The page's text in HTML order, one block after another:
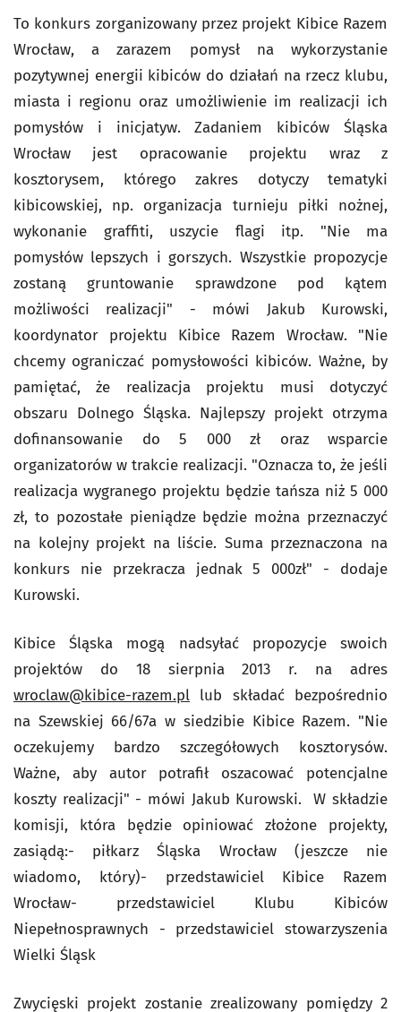
To konkurs zorganizowany przez projekt Kibice Razem
Wrocław, a zarazem pomysł na wykorzystanie
pozytywnej energii kibiców do działań na rzecz klubu,
miasta i regionu oraz umożliwienie im realizacji ich
pomysłów i inicjatyw. Zadaniem kibiców Śląska
Wrocław jest opracowanie projektu wraz z
kosztorysem, którego zakres dotyczy tematyki
kibicowskiej, np. organizacja turnieju piłki nożnej,
wykonanie graffiti, uszycie flagi itp. "Nie ma
pomysłów lepszych i gorszych. Wszystkie propozycje
zostaną gruntowanie sprawdzone pod kątem
możliwości realizacji" - mówi Jakub Kurowski,
koordynator projektu Kibice Razem Wrocław. "Nie
chcemy ograniczać pomysłowości kibiców. Ważne, by
pamiętać, że realizacja projektu musi dotyczyć
obszaru Dolnego Śląska. Najlepszy projekt otrzyma
dofinansowanie do 5 000 zł oraz wsparcie
organizatorów w trakcie realizacji. "Oznacza to, że jeśli
realizacja wygranego projektu będzie tańsza niż 5 000
zł, to pozostałe pieniądze będzie można przeznaczyć
na kolejny projekt na liście. Suma przeznaczona na
konkurs nie przekracza jednak 5 000zł" - dodaje
Kurowski.
Kibice Śląska mogą nadsyłać propozycje swoich
projektów do 18 sierpnia 2013 r. na adres
wroclaw@kibice-razem.pl lub składać bezpośrednio
na Szewskiej 66/67a w siedzibie Kibice Razem. "Nie
oczekujemy bardzo szczegółowych kosztorysów.
Ważne, aby autor potrafił oszacować potencjalne
koszty realizacji" - mówi Jakub Kurowski. W składzie
komisji, która będzie opiniować złożone projekty,
zasiądą:- piłkarz Śląska Wrocław (jeszcze nie
wiadomo, który)- przedstawiciel Kibice Razem
Wrocław- przedstawiciel Klubu Kibiców
Niepełnosprawnych - przedstawiciel stowarzyszenia
Wielki Śląsk
Zwycięski projekt zostanie zrealizowany pomiędzy 2